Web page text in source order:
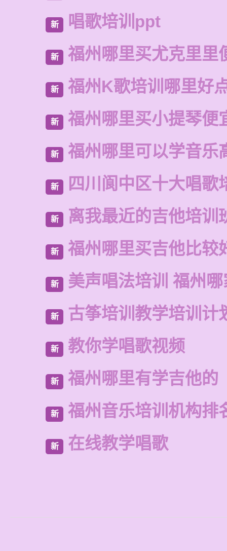
新 唱歌培训ppt
新 福州哪里买尤克里里
新 福州K歌培训哪里好
新 福州哪里买小提琴便
新 福州哪里可以学音乐
新 四川阆中区十大唱歌
新 离我最近的吉他培训
新 福州哪里买吉他比较
新 美声唱法培训 福州
新 古筝培训教学培训计
新 教你学唱歌视频
新 福州哪里有学吉他的
新 福州音乐培训机构排
新 在线教学唱歌